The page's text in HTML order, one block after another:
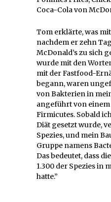
Coca-Cola von
Tom erklärte, was
nachdem er zehn
McDonald’s zu sich
wurde mit den
mit der Fastfood-
begann, waren
von Bakterien in
angeführt von
Firmicutes. Sobald
Diät gesetzt wurde,
Spezies, und mein
Gruppe namens
Das bedeutet, dass
1.300 der Spezies in
hatte.”